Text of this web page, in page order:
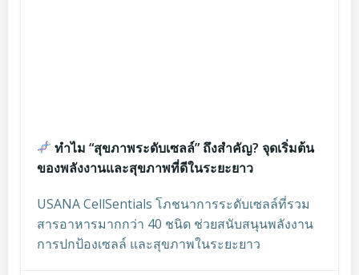
ทำไม “สุขภาพระดับเซลล์” ถึงสำคัญ? จุดเริ่มต้น
ของพลังงานและสุขภาพที่ดีในระยะยาว
USANA CellSentials โภชนาการระดับเซลล์ที่รวม
สารอาหารมากกว่า 40 ชนิด ช่วยสนับสนุนพลังงาน
การปกป้องเซลล์ และสุขภาพในระยะยาว